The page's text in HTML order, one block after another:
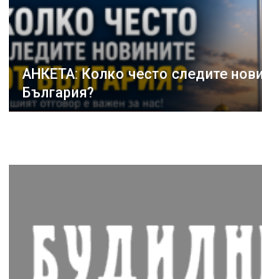
АНКЕТА: Колко често следите
България?